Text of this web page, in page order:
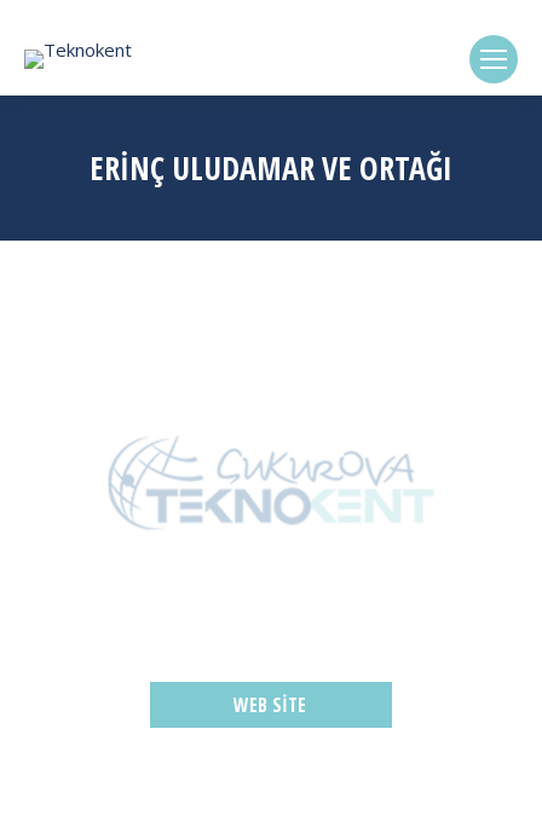
ERİNÇ ULUDAMAR VE ORTAĞI
WEB SITE